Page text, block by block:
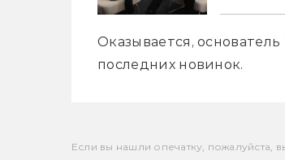
Оказывается,
последних новинок.
Если вы нашли опечатку, пожалуйста,